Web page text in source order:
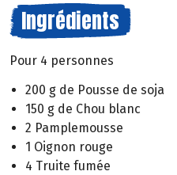
Ingrédients
Pour 4 personnes
200 g de Pousse de soja
150 g de Chou blanc
2 Pamplemousse
1 Oignon rouge
4 Truite fumée